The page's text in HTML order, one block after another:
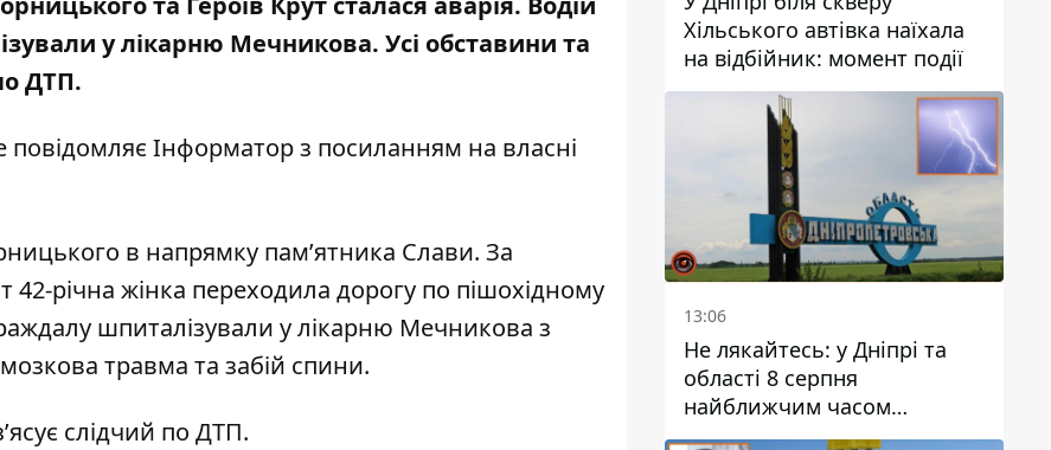
у лікарню Мечникова. Усі обставини та
ДТП.
Інформатор з посиланням на власні
в напрямку пам’ятника Слави. За
річна жінка переходила дорогу по пішохідному
шпиталізували у лікарню Мечникова з
травма та забій спини.
слідчий по ДТП.
Хільського автівка наїхала
на відбійник: момент події
13:06
Не лякайтесь: у Дніпрі та
області 8 серпня
найближчим часом
очікується гроза